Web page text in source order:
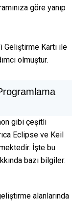
göre yanıp
Geliştirme Kartı ile
olmuştur.
gibi çeşitli
Eclipse ve Keil
İşte bu
bazı bilgiler:
alanlarında